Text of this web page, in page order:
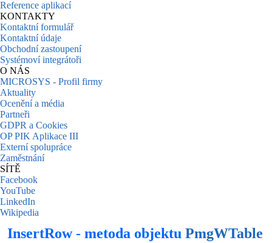
Reference aplikací
KONTAKTY
Kontaktní formulář
Kontaktní údaje
Obchodní zastoupení
Systémoví integrátoři
O NÁS
MICROSYS - Profil firmy
Aktuality
Ocenění a média
Partneři
GDPR a Cookies
OP PIK Aplikace III
Externí spolupráce
Zaměstnání
SÍTĚ
Facebook
YouTube
LinkedIn
Wikipedia
InsertRow - metoda objektu PmgWTable